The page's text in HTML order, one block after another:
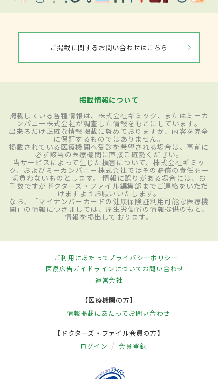
ご掲載に関するお問い合わせはこちら
掲載情報について
掲載している各種情報は、株式会社ギミック、またはミーカ
ンパニー株式会社が調査した情報をもとにしています。
出来るだけ正確な情報掲載に努めておりますが、内容を完全
に保証するものではありません。
掲載されている医療機関へ受診を希望される場合は、事前に
必ず該当の医療機関に直接ご確認ください。
当サービスによって生じた損害について、株式会社ギミッ
ク、およびミーカンパニー株式会社ではその賠償の責任を一
切負わないものとします。 情報に誤りがある場合には、お
手数ですがドクターズ・ファイル編集部までご連絡をいただ
けますようお願いいたします。
なお、「マイナンバーカードの健康保険証利用可能な医療機
関」の情報につきましては、厚生労働省の情報提供のもと、
情報を掲出しております。
ご利用にあたってプライバシーポリシー
医療広告ガイドラインについてお問い合わせ
運営会社
【医療機関の方】
情報掲載にあたって お問い合わせ
【ドクターズ・ファイル会員の方】
ログイン 会員登録